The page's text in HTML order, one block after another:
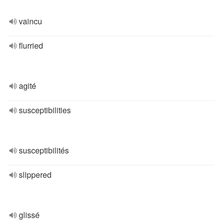
vaincu
flurried
agité
susceptibilities
susceptibilités
slippered
glissé